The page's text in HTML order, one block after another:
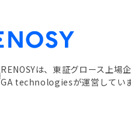
RENOSYは、東証グロース上場
GA technologiesが運営していま